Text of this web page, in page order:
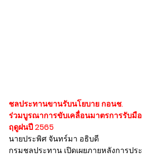
ชลประทานขานรับนโยบาย กอนช.
ร่วมบูรณาการขับเคลื่อนมาตรการรับมือ
ฤดูฝนปี 2565
นายประพิศ จันทร์มา อธิบดี
กรมชลประทาน เปิดเผยภายหลังการประ